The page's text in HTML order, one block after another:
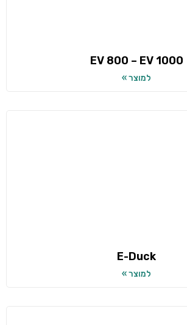
EV 800 – EV 1000
למוצר »
E-Duck
למוצר »